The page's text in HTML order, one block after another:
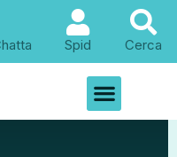
Spid Cerca